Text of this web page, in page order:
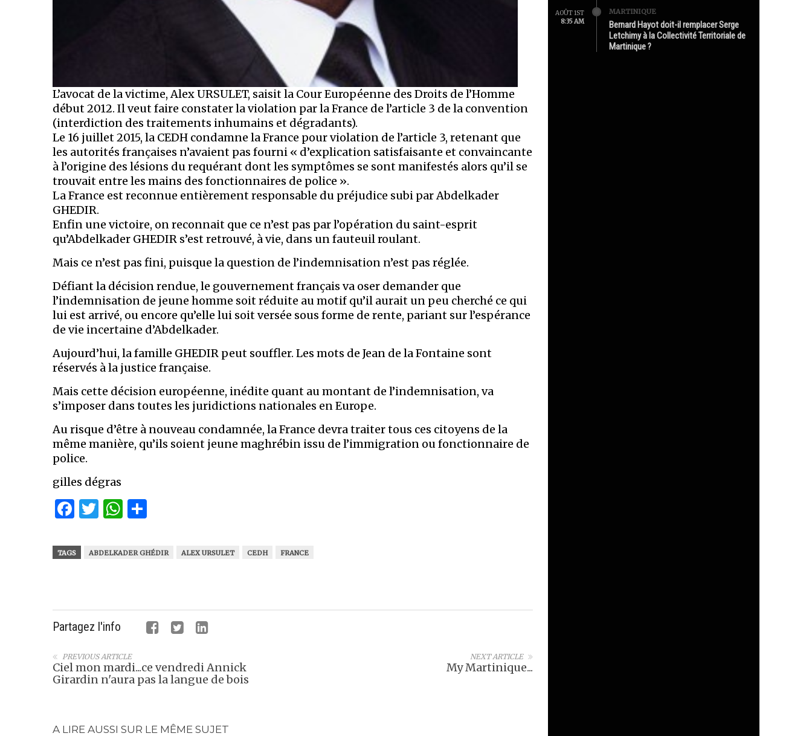
L’avocat de la victime, Alex URSULET, saisit la Cour Européenne des Droits de l’Homme
début 2012. Il veut faire constater la violation par la France de l’article 3 de la convention
(interdiction des traitements inhumains et dégradants).
Le 16 juillet 2015, la CEDH condamne la France pour violation de l’article 3, retenant que
les autorités françaises n’avaient pas fourni « d’explication satisfaisante et convaincante
à l’origine des lésions du requérant dont les symptômes se sont manifestés alors qu’il se
trouvait entre les mains des fonctionnaires de police ».
La France est reconnue entièrement responsable du préjudice subi par Abdelkader
GHEDIR.
Enfin une victoire, on reconnait que ce n’est pas par l’opération du saint-esprit
qu’Abdelkader GHEDIR s’est retrouvé, à vie, dans un fauteuil roulant.
Mais ce n’est pas fini, puisque la question de l’indemnisation n’est pas réglée.
Défiant la décision rendue, le gouvernement français va oser demander que
l’indemnisation de jeune homme soit réduite au motif qu’il aurait un peu cherché ce qui
lui est arrivé, ou encore qu’elle lui soit versée sous forme de rente, pariant sur l’espérance
de vie incertaine d’Abdelkader.
Aujourd’hui, la famille GHEDIR peut souffler. Les mots de Jean de la Fontaine sont
réservés à la justice française.
Mais cette décision européenne, inédite quant au montant de l’indemnisation, va
s’imposer dans toutes les juridictions nationales en Europe.
Au risque d’être à nouveau condamnée, la France devra traiter tous ces citoyens de la
même manière, qu’ils soient jeune maghrébin issu de l’immigration ou fonctionnaire de
police.
gilles dégras
Facebook
Twitter
WhatsApp
TAGS ABDELKADER GHÉDIR ALEX URSULET CEDH FRANCE
Partagez l'info
NEXT ARTICLE
My Martinique...
PREVIOUS ARTICLE
Ciel mon mardi...ce vendredi Annick
Girardin n'aura pas la langue de bois
A LIRE AUSSI SUR LE MÊME SUJET
AOÛT 1ST
8:35 AM
MARTINIQUE
Bernard Hayot doit-il remplacer Serge
Letchimy à la Collectivité Territoriale de
Martinique ?